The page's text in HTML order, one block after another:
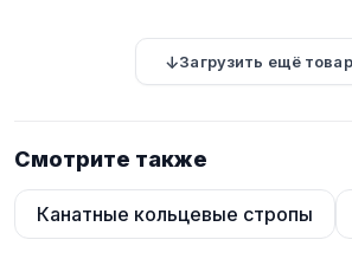
Загрузить ещё
Смотрите также
Канатные кольцевые стропы